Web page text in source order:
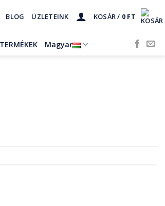
BLOG ÜZLETEINK KOSÁR / 0 FT
Magyar